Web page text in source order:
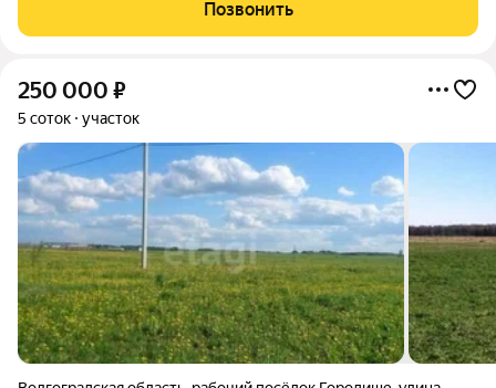
районе, х. Ямы, примерно 2470 м по
Позвонить
250 000 ₽
5 соток участок